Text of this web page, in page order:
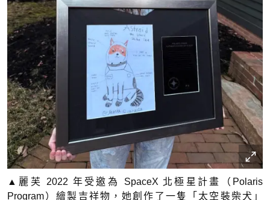
▲麗芙 2022 年受邀為 SpaceX 北極星計畫（Polaris
Program）繪製吉祥物，她創作了一隻「太空裝柴犬」